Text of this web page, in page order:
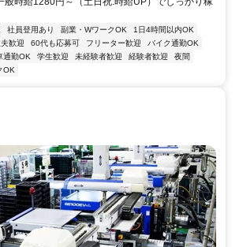
社員登用あり 副業・WワークOK
1日4時間以内OK
歓迎 60代も応募可 フリーター歓迎
バイク通勤OK
通勤OK 学生歓迎 未経験者歓迎 経験者歓迎
夜間
OK